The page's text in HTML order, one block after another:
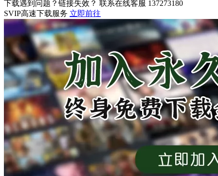
下载遇到问题？链接失效？ 联系在线客服 137273180
SVIP高速下载服务 立即前往